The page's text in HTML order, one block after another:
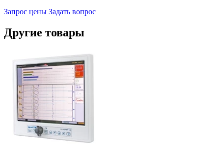
Запрос цены Задать вопрос
Другие товары